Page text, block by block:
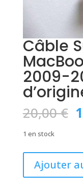
Câble
2009-
20,00€
1 en stock
Câble
Ajouter